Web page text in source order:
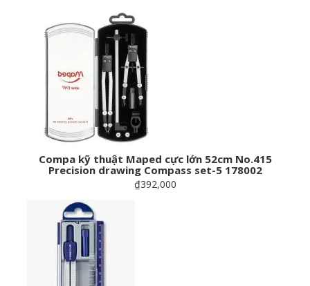
Compa kỹ thuật Maped cực lớn 52cm No.415
Precision drawing Compass set-5 178002
₫392,000